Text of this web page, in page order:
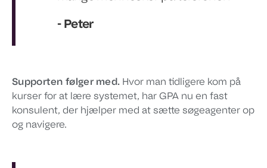
- Peter
Supporten følger med. Hvor man tidligere kom på
kurser for at lære systemet, har GPA nu en fast
konsulent, der hjælper med at sætte søgeagenter op
og navigere.